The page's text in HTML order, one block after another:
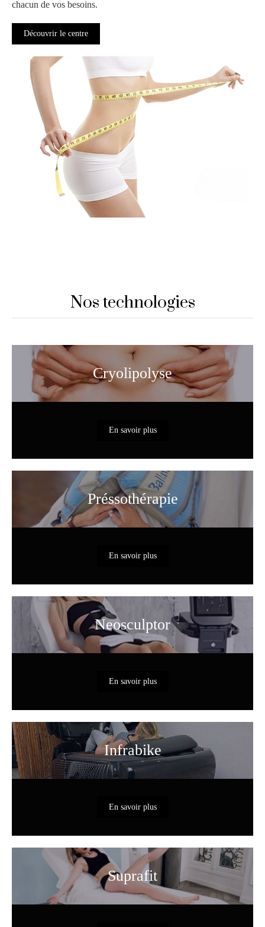
chacun de vos besoins.
Découvrir le centre
Nos technologies
Cryolipolyse
En savoir plus
Préssothérapie
En savoir plus
Neosculptor
En savoir plus
Infrabike
En savoir plus
Suprafit